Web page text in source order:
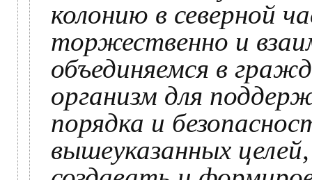
колонию в северной
торжественно и
объединяемся в
организм для
порядка и
вышеуказанных